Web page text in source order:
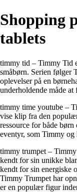
Shopping
tablets
timmy tid – Timmy Tid
småbørn. Serien følger
oplevelser på en
underholdende måde
timmy time youtube –
vise klip fra den
ressource for både
eventyr, som Timmy og
timmy trumpet –
kendt for sin unikke
kendt for sin energiske
Timmy Trumpet har
er en populær figur